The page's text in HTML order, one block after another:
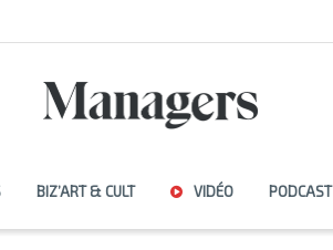
BIZ’ART & CULT VIDÉO PODCAST